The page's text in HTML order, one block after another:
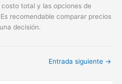
total y las opciones de
recomendable comparar precios
decisión.
Entrada siguiente →